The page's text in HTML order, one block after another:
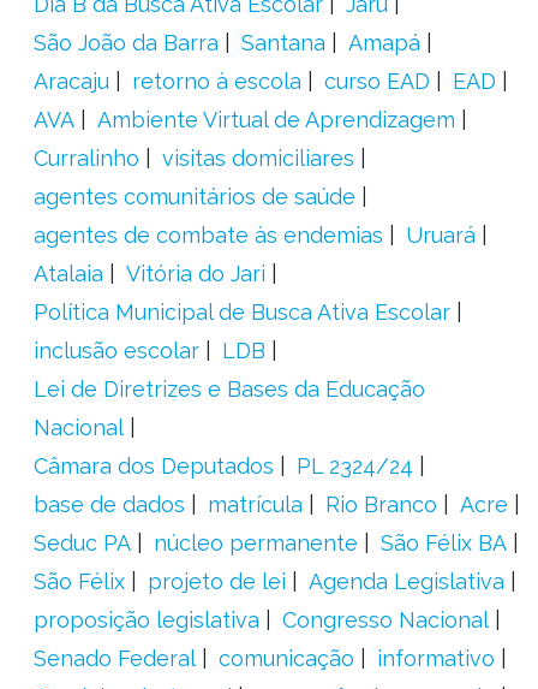
São João da Barra
Santana
Amapá
Aracaju
retorno à escola curso EAD
EAD
AVA
Ambiente Virtual de Aprendizagem
Curralinho
visitas domiciliares
agentes comunitários de saúde
agentes de combate às endemias
Uruará
Atalaia
Vitória do Jari
Política Municipal de Busca Ativa Escolar
inclusão escolar
LDB
Lei de Diretrizes e Bases da Educação
Nacional
Câmara dos Deputados
PL 2324/24
base de dados
matrícula Rio Branco
Acre
Seduc PA
núcleo permanente
São Félix BA
São Félix
projeto de lei
Agenda Legislativa
proposição legislativa
Congresso Nacional
Senado Federal
comunicação
informativo